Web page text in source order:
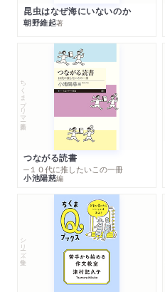
昆虫はなぜ海にいないのか
朝野維起著
ちくまプリマー新書
つながる読書
─１０代に推したいこの一冊
小池陽慈編
シリーズ・全集